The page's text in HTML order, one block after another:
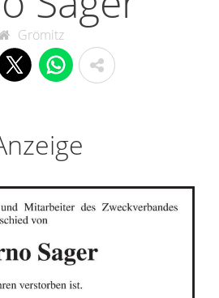
Grömitz